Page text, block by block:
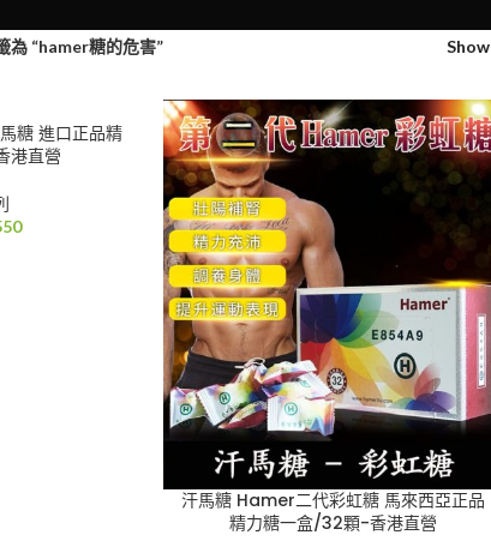
為 “hamer糖的危害” Show
糖 進口正品精
港直營
價
汗馬糖 Hamer二代彩虹糖 馬來西亞正品
精力糖一盒/32顆-香港直營